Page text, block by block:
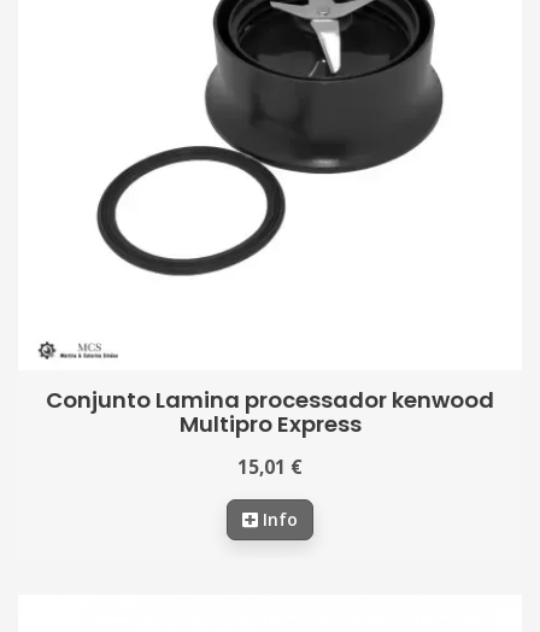
Conjunto Lamina processador kenwood
Multipro Express
15,01 €
Info